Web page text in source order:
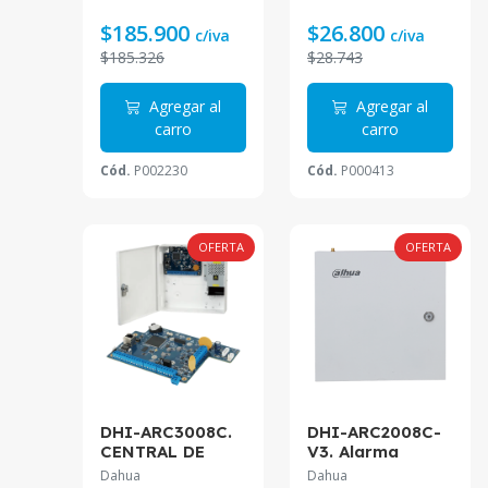
conectividad
mediante
ethernet - wifi -
4G, soporta
integrar hasta 8
cámaras IP
$185.900 c/iva
$185.326
Agregar al
carro
Cód. P002230
$26.800 c/iva
$28.743
Agregar al
carro
Cód. P000413
OFERTA
DHI-ARC3008C.
CENTRAL DE
ALARMA
Dahua
OFERTA
DHI-ARC2008C-
V3. Alarma
Dahua 8 Zonas
Dahua